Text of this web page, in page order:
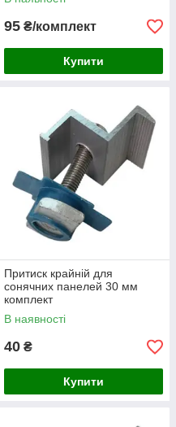
95 ₴/комплект
Купити
Притиск крайній для
сонячних панелей 30 мм
комплект
В наявності
40 ₴
Купити